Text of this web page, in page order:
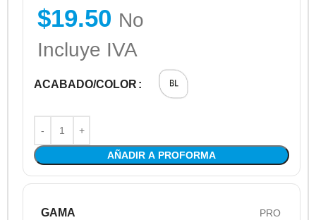
$19.50 No
Incluye IVA
ACABADO/COLOR
AÑADIR A PROFORMA
GAMA PRO